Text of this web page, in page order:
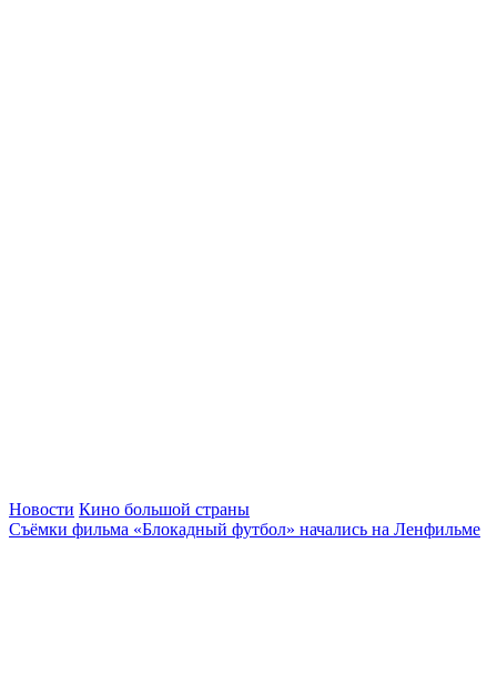
Новости Кино большой страны
Съёмки фильма «Блокадный футбол» начались на Ленфильме